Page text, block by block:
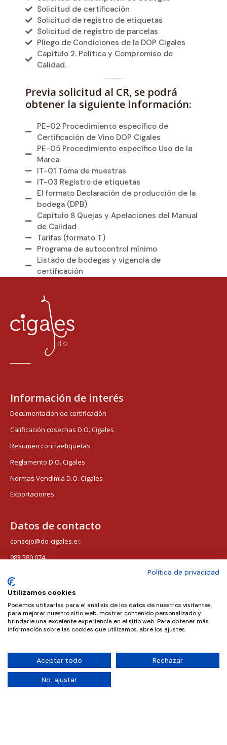
Solicitud de certificación
Solicitud de registro de etiquetas
Solicitud de registro de parcelas
Pliego de Condiciones de la DOP Cigales
Capítulo 2. Política y Compromiso de
Calidad.
Previa solicitud al CR, se podrá
obtener la siguiente información:
PE-02 Procedimiento específico de
Certificación de Vino DOP Cigales
PE-05 Procedimiento específico Uso de la
Marca
IT-01 Toma de muestras
IT-03 Registro de etiquetas
El formato Declaración de producción de la
bodega (DPB)
Capítulo 8 Quejas y Apelaciones del Manual
de Calidad
Tarifas (formato T)
Programa de autocontrol mínimo
Listado de bodegas y vigencia de
certificación
Información de interés
Documentación de certificación
Calificación cosechas D.O. Cigales
Resumen contraetiquetas
Reglamento D.O. Cigales
Normas Vendimia D.O. Cigales
Exportaciones
Datos de contacto
consejo@do-cigales.es
983 580 074
Síguenos
Política de privacidad
Utilizamos cookies
Podemos utilizarlas para el análisis de los datos de nuestros visitantes,
para mejorar nuestro sitio web, mostrar contenido personalizado y
brindarle una excelente experiencia en el sitio web. Para obtener más
información sobre las cookies que utilizamos, abre los ajustes.
Aceptar todo Rechazar
No, ajustar